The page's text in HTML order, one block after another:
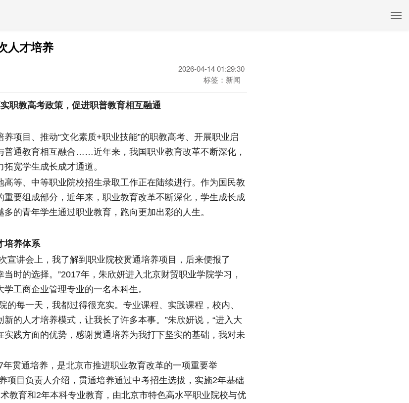
人才培养
2026-04-14 01:29:30
标签：新闻
职教高考政策，促进职普教育相互融通
目、推动“文化素质+职业技能”的职教高考、开展职业启
普通教育相互融合……近年来，我国职业教育改革不断深化，
宽学生成长成才通道。
等、中等职业院校招生录取工作正在陆续进行。作为国民教
重要组成部分，近年来，职业教育改革不断深化，学生成长成
的青年学生通过职业教育，跑向更加出彩的人生。
养体系
讲会上，我了解到职业院校贯通培养项目，后来便报了
时的选择。”2017年，朱欣妍进入北京财贸职业学院学习，
工商企业管理专业的一名本科生。
每一天，我都过得很充实。专业课程、实践课程，校内、
的人才培养模式，让我长了许多本事。”朱欣妍说，“进入大
实践方面的优势，感谢贯通培养为我打下坚实的基础，我对未
贯通培养，是北京市推进职业教育改革的一项重要举
项目负责人介绍，贯通培养通过中考招生选拔，实施2年基础
教育和2年本科专业教育，由北京市特色高水平职业院校与优